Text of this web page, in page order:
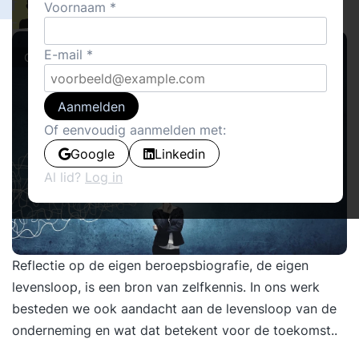
Adriaan Bekman
0
Cover stories
Reflectie op de eigen beroepsbiografie, de eigen
levensloop, is een bron van zelfkennis. In ons werk
besteden we ook aandacht aan de levensloop van de
onderneming en wat dat betekent voor de toekomst..
Voornaam
E-mail
Aanmelden
Of eenvoudig aanmelden met:
Google
Linkedin
Al lid? Log in